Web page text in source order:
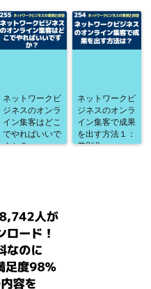
ネットワークビ
ジネスのオンラ
イン集客はどこ
でやればいいで
すか？
ネットワークビ
ジネスのオンラ
イン集客で成果
を出す方法１：
差別化